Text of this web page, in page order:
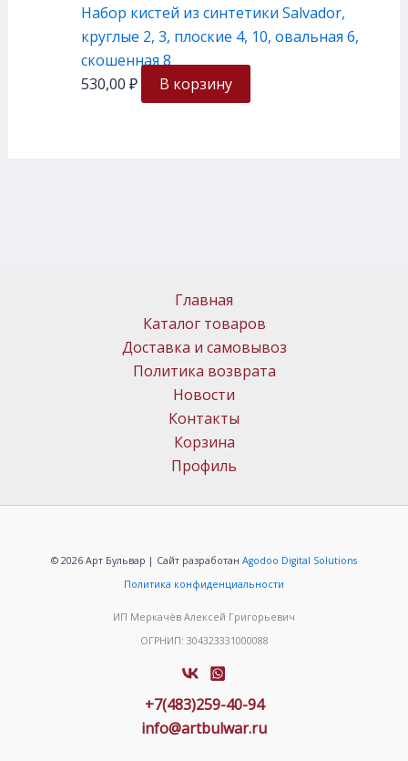
Набор кистей из синтетики Salvador,
круглые 2, 3, плоские 4, 10, овальная 6,
скошенная 8
530,00 ₽ В корзину
Главная
Каталог товаров
Доставка и самовывоз
Политика возврата
Новости
Контакты
Корзина
Профиль
© 2026 Арт Бульвар | Сайт разработан Agodoo Digital Solutions
Политика конфиденциальности
ИП Меркачёв Алексей Григорьевич
ОГРНИП: 304323331000088
+7(483)259-40-94
info@artbulwar.ru